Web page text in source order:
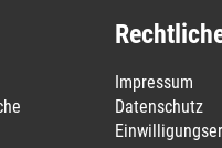
Impressum
Datenschutz